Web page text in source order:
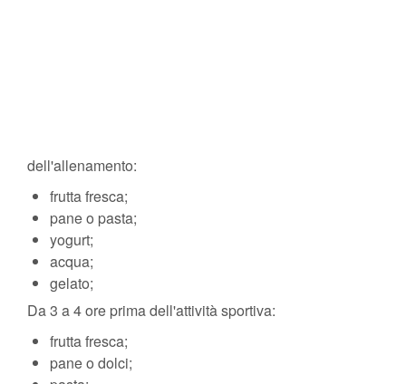
dell'allenamento:
frutta fresca;
pane o pasta;
yogurt;
acqua;
gelato;
Da 3 a 4 ore prima dell'attività sportiva:
frutta fresca;
pane o dolci;